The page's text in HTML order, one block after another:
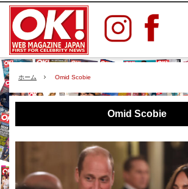
ホーム Omid Scobie
Omid Scobie